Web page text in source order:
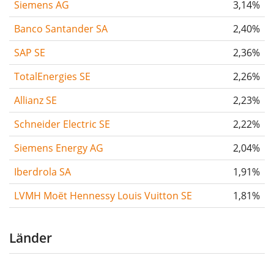
Siemens AG
3,14%
Banco Santander SA
2,40%
SAP SE
2,36%
TotalEnergies SE
2,26%
Allianz SE
2,23%
Schneider Electric SE
2,22%
Siemens Energy AG
2,04%
Iberdrola SA
1,91%
LVMH Moët Hennessy Louis Vuitton SE
1,81%
Länder